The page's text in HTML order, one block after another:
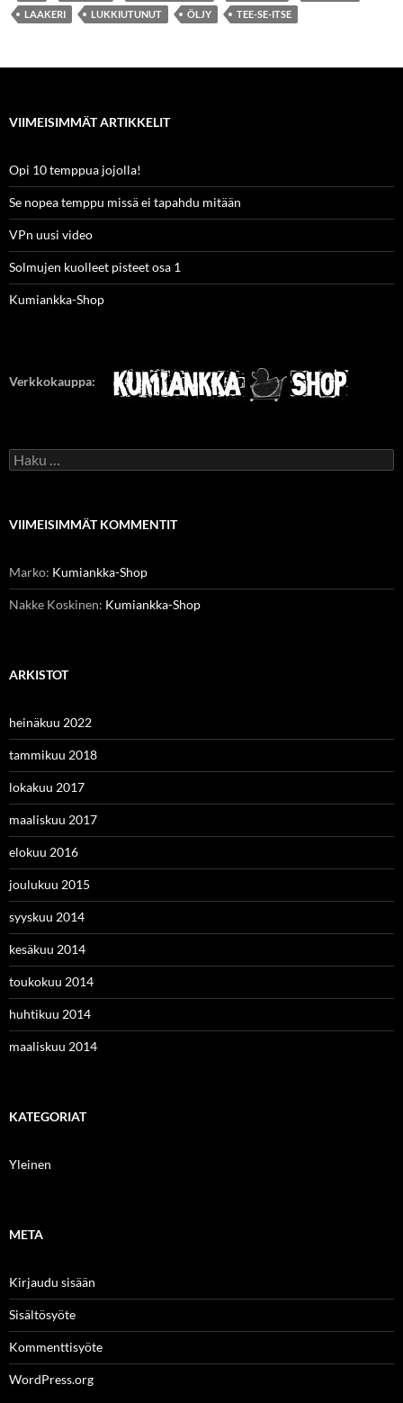
LAAKERI
LUKKIUTUNUT ÖLJY TEE-SE-ITSE
VIIMEISIMMÄT ARTIKKELIT
Opi 10 temppua jojolla!
Se nopea temppu missä ei tapahdu mitään
VPn uusi video
Solmujen kuolleet pisteet osa 1
Kumiankka-Shop
Verkkokauppa:
Haku:
VIIMEISIMMÄT KOMMENTIT
Marko: Kumiankka-Shop
Nakke Koskinen: Kumiankka-Shop
ARKISTOT
heinäkuu 2022
tammikuu 2018
lokakuu 2017
maaliskuu 2017
elokuu 2016
joulukuu 2015
syyskuu 2014
kesäkuu 2014
toukokuu 2014
huhtikuu 2014
maaliskuu 2014
KATEGORIAT
Yleinen
META
Kirjaudu sisään
Sisältösyöte
Kommenttisyöte
WordPress.org